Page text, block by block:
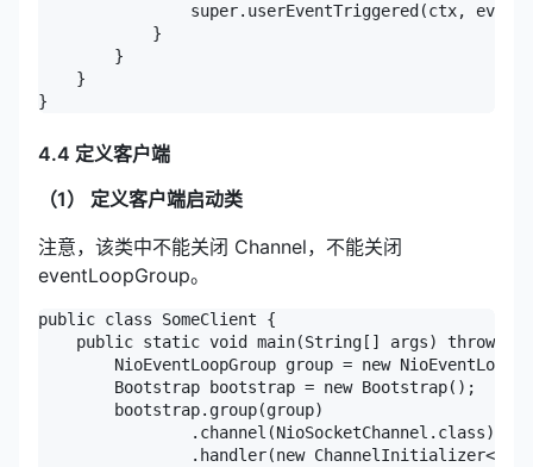
                super.userEventTriggered(ctx, evt);
            }
        }
    }
4.4 定义客户端
（1） 定义客户端启动类
注意，该类中不能关闭 Channel，不能关闭
eventLoopGroup。
public class SomeClient {
public static void main(String[] args) throws
NioEventLoopGroup group = new
        Bootstrap bootstrap = new Bootstrap();
        bootstrap.group(group)
                .channel(NioSocketChannel.class)
.handler(new